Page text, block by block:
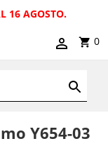
16 AGOSTO.
0
Y654-03